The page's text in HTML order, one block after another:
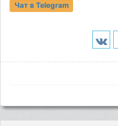
Чат в Telegram